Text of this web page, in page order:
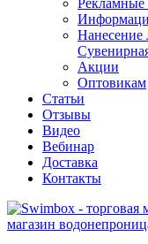
Рекламные
Нанесение
Акции
Оптовикам
Статьи
Отзывы
Видео
Вебинар
Доставка
Контакты
магазин